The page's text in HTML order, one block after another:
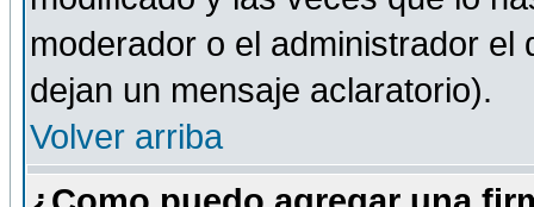
moderador o el administrador
dejan un mensaje aclaratorio).
Volver arriba